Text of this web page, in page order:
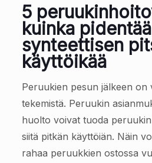
5
kuinka
synteettisen
käyttöikää
Peruukien pesun jälkeen on
tekemistä. Peruukin
huolto voivat tuoda
siitä pitkän käyttöiän. Näin
rahaa peruukkien ostossa